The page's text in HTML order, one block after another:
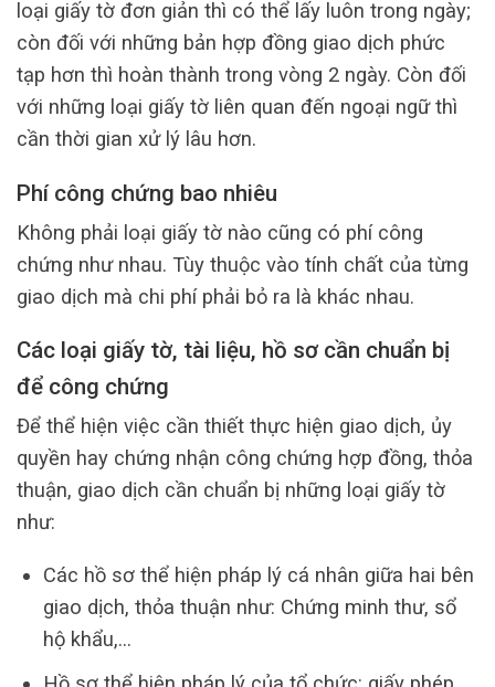
loại giấy tờ đơn giản thì có thể lấy luôn trong ngày;
còn đối với những bản hợp đồng giao dịch phức
tạp hơn thì hoàn thành trong vòng 2 ngày. Còn đối
với những loại giấy tờ liên quan đến ngoại ngữ thì
cần thời gian xử lý lâu hơn.
Phí công chứng bao nhiêu
Không phải loại giấy tờ nào cũng có phí công
chứng như nhau. Tùy thuộc vào tính chất của từng
giao dịch mà chi phí phải bỏ ra là khác nhau.
Các loại giấy tờ, tài liệu, hồ sơ cần chuẩn bị
để công chứng
Để thể hiện việc cần thiết thực hiện giao dịch, ủy
quyền hay chứng nhận công chứng hợp đồng, thỏa
thuận, giao dịch cần chuẩn bị những loại giấy tờ
như:
Các hồ sơ thể hiện pháp lý cá nhân giữa hai bên
giao dịch, thỏa thuận như: Chứng minh thư, sổ
hộ khẩu,…